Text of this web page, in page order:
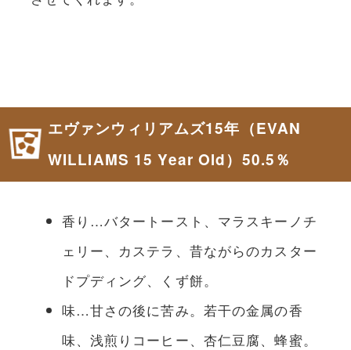
エヴァンウィリアムズ15年（EVAN
WILLIAMS 15 Year Old）50.5％
香り…バタートースト、マラスキーノチ
ェリー、カステラ、昔ながらのカスター
ドプディング、くず餅。
味…甘さの後に苦み。若干の金属の香
味、浅煎りコーヒー、杏仁豆腐、蜂蜜。